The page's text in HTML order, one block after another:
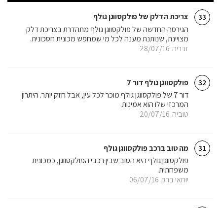
33 צריכת הדלק של פולקסווגן גולף
זכריה 28/07/16
הגירסה החדשה של פולקסווגן גולף מתהדרת בצריכת דלק
מצויינת, שנותנת מענה לכל מי שמחפש מכונית חסכונית.
32 פולקסווגן גולף דור 7
טוביה 20/07/16
דור 7 של פולקסווגן גולף מוכר לכל עין, אבל חזק יותר. היתרון
המרכזי שלו הוא אמינות.
31 מה טוב ברכב פולקסווגן גולף
יוחאי ברק 06/07/16
פולקסווגן גולף היא הטוב שבין רכבי הפולקסווגן, כמכונית
משפחתית.